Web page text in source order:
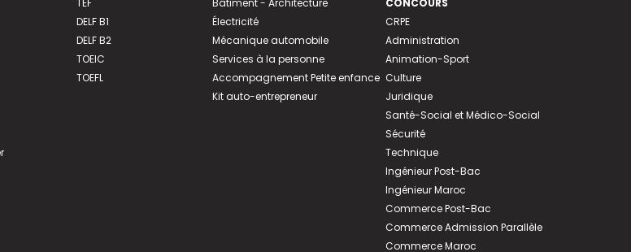
DELF B1
DELF B2
TOEIC
TOEFL
Électricité
Mécanique automobile
Services à la personne
Accompagnement Petite enfance
Kit auto-entrepreneur
CRPE
Administration
Animation-Sport
Culture
Juridique
Santé-Social et Médico-Social
Sécurité
Technique
Ingénieur Post-Bac
Ingénieur Maroc
Commerce Post-Bac
Commerce Admission Parallèle
Commerce Maroc